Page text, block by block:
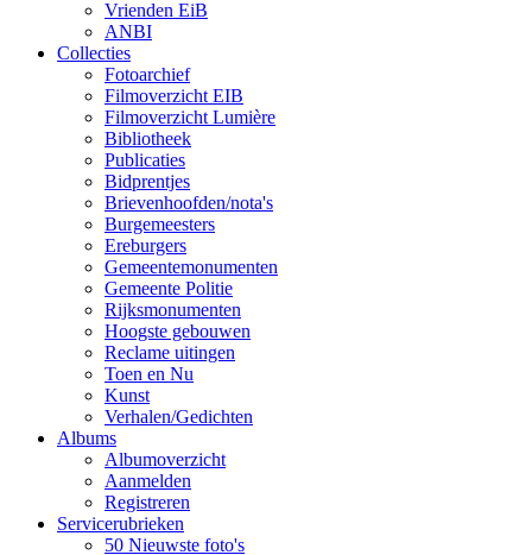
Vrienden EiB
ANBI
Collecties
Fotoarchief
Filmoverzicht EIB
Filmoverzicht Lumière
Bibliotheek
Publicaties
Bidprentjes
Brievenhoofden/nota's
Burgemeesters
Ereburgers
Gemeentemonumenten
Gemeente Politie
Rijksmonumenten
Hoogste gebouwen
Reclame uitingen
Toen en Nu
Kunst
Verhalen/Gedichten
Albums
Albumoverzicht
Aanmelden
Registreren
Servicerubrieken
50 Nieuwste foto's